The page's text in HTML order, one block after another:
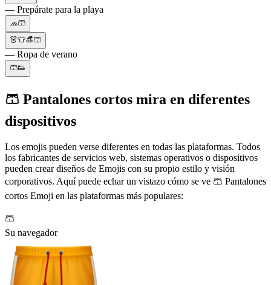
— Prepárate para la playa
🧢🩳
👗👕👒🩳
— Ropa de verano
🩳👟
🩳 Pantalones cortos mira en diferentes
dispositivos
Los emojis pueden verse diferentes en todas las plataformas. Todos
los fabricantes de servicios web, sistemas operativos o dispositivos
pueden crear diseños de Emojis con su propio estilo y visión
corporativos. Aquí puede echar un vistazo cómo se ve 🩳 Pantalones
cortos Emoji en las plataformas más populares:
🩳
Su navegador